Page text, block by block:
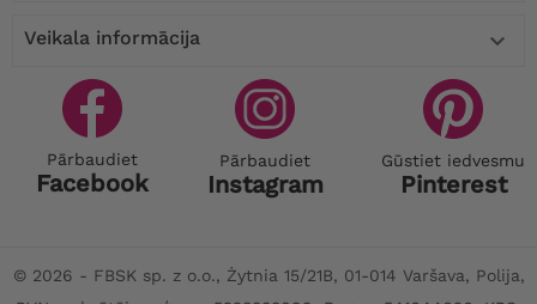
Veikala informācija 
Pārbaudiet
Facebook
Pārbaudiet
Instagram
Gūstiet iedvesmu
Pinterest
© 2026 - FBSK sp. z o.o., Żytnia 15/21B, 01-014 Varšava, Polija,